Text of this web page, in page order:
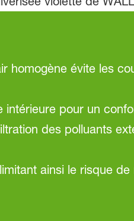
homogène évite les
pour un
des polluants
ainsi le risque